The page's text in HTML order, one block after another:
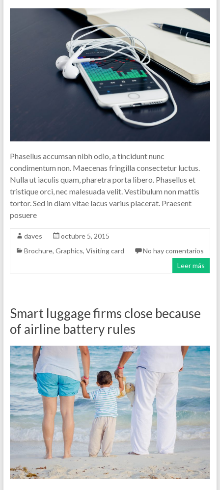
Phasellus accumsan nibh odio, a tincidunt nunc
condimentum non. Maecenas fringilla consectetur luctus.
Nulla ut iaculis quam, pharetra porta libero. Phasellus et
tristique orci, nec malesuada velit. Vestibulum non mattis
tortor. Sed in diam vitae lacus varius placerat. Praesent
posuere
daves
octubre 5, 2015
Brochure, Graphics, Visiting card
No hay comentarios
Leer más
Smart luggage firms close because
of airline battery rules